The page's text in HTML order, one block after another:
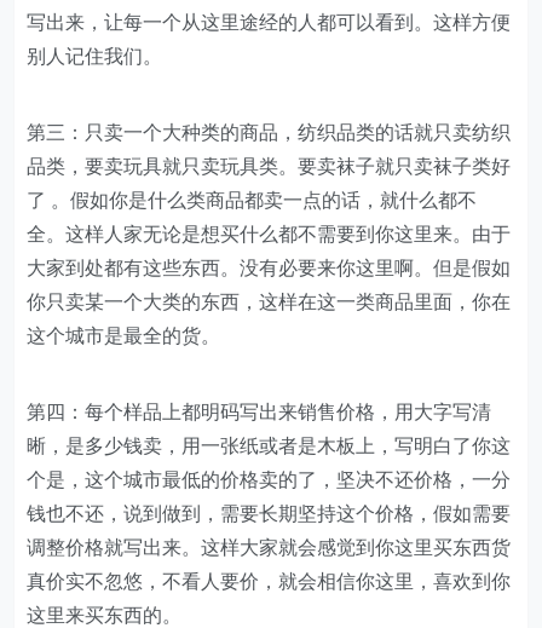
写出来，让每一个从这里途经的人都可以看到。这样方便
别人记住我们。
第三：只卖一个大种类的商品，纺织品类的话就只卖纺织
品类，要卖玩具就只卖玩具类。要卖袜子就只卖袜子类好
了 。假如你是什么类商品都卖一点的话，就什么都不
全。这样人家无论是想买什么都不需要到你这里来。由于
大家到处都有这些东西。没有必要来你这里啊。但是假如
你只卖某一个大类的东西，这样在这一类商品里面，你在
这个城市是最全的货。
第四：每个样品上都明码写出来销售价格，用大字写清
晰，是多少钱卖，用一张纸或者是木板上，写明白了你这
个是，这个城市最低的价格卖的了，坚决不还价格，一分
钱也不还，说到做到，需要长期坚持这个价格，假如需要
调整价格就写出来。这样大家就会感觉到你这里买东西货
真价实不忽悠，不看人要价，就会相信你这里，喜欢到你
这里来买东西的。